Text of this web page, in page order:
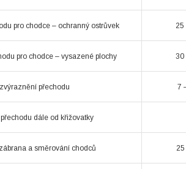
pro chodce – ochranný ostrůvek 25
pro chodce – vysazené plochy 30
zvýraznění přechodu 7
dále od křižovatky
a směrování chodců 25